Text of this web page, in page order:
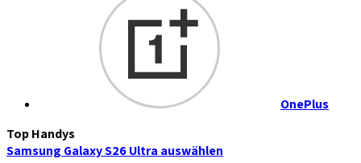
OnePlus
Top Handys
Samsung Galaxy S26 Ultra auswählen